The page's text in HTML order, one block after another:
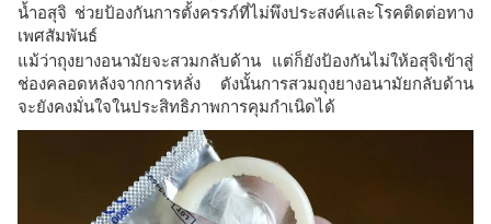
น้ำอสุจิ ช่วยป้องกันการตั้งครรภ์ที่ไม่พึงประสงค์และโรคติดต่อทาง
เพศสัมพันธ์
แม้ว่าถุงยางอนามัยจะสวมกลับด้าน แต่ก็ยังป้องกันไม่ให้อสุจิเข้าสู่
ช่องคลอดหลังจากการหลั่ง ดังนั้นการสวมถุงยางอนามัยกลับด้าน
จะยังคงมั่นใจในประสิทธิภาพการคุมกำเนิดได้